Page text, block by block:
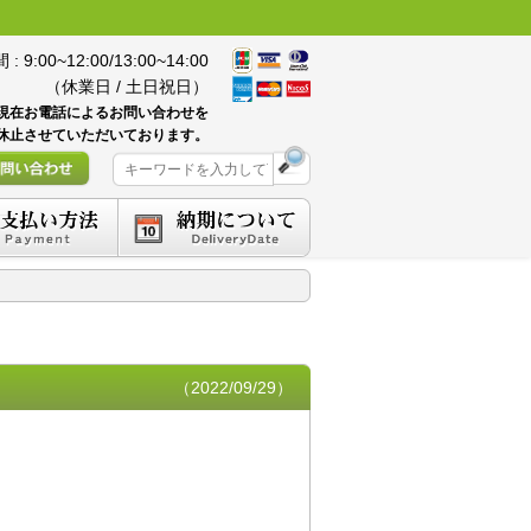
: 9:00~12:00/13:00~14:00
（休業日 / 土日祝日）
在お電話によるお問い合わせを
止させていただいております。
（2022/09/29）